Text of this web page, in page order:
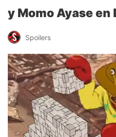
y Momo Ayase en
Spoilers